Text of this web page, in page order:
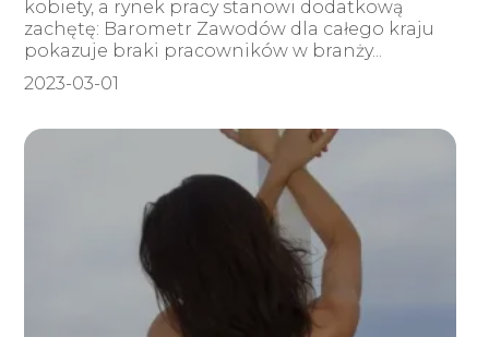
kobiety, a rynek pracy stanowi dodatkową
zachętę: Barometr Zawodów dla całego kraju
pokazuje braki pracowników w branży...
2023-03-01